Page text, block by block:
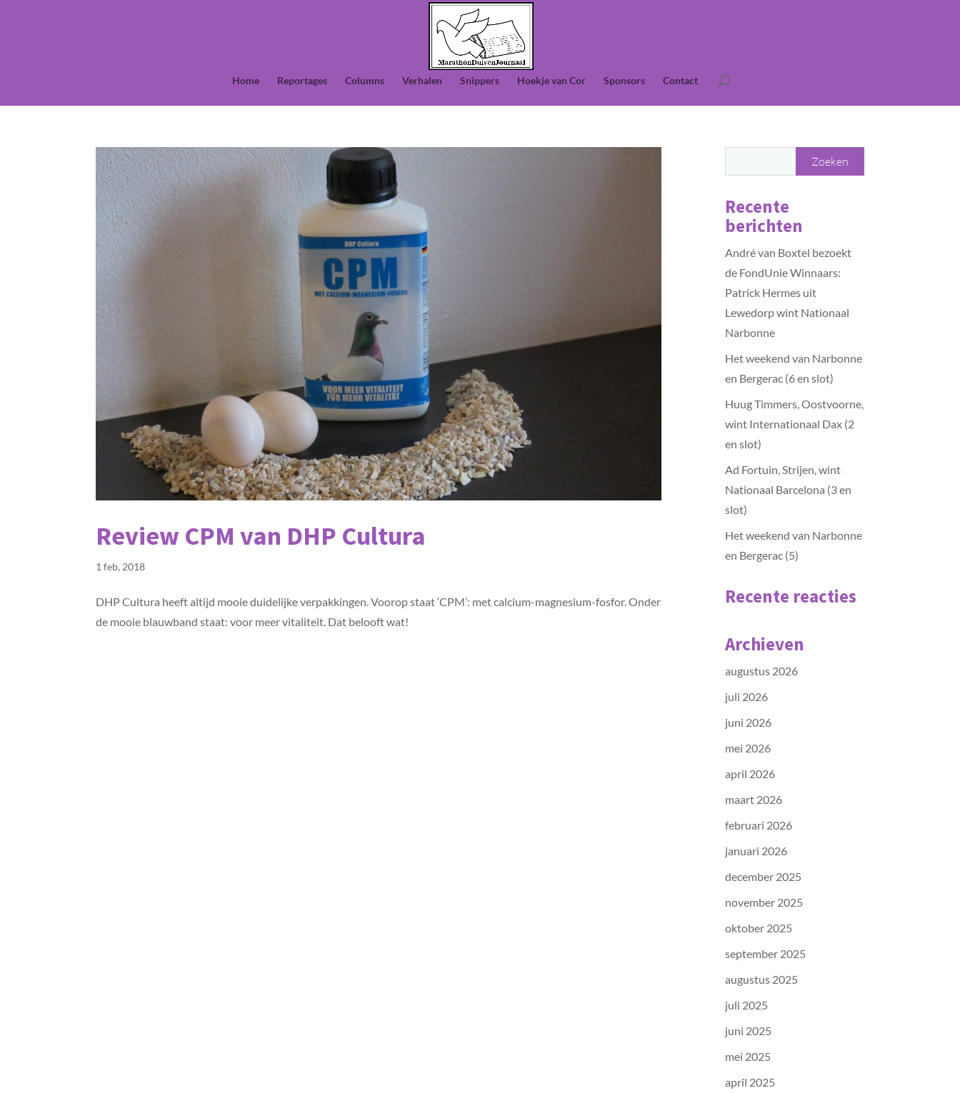
Home Reportages Columns Verhalen Snippers Hoekje van Cor Sponsors Contact
Review CPM van DHP Cultura
1 feb, 2018
DHP Cultura heeft altijd mooie duidelijke verpakkingen. Voorop staat ‘CPM’: met calcium-magnesium-fosfor. Onder
de mooie blauwband staat: voor meer vitaliteit. Dat belooft wat!
Recente
berichten
André van Boxtel bezoekt
de FondUnie Winnaars:
Patrick Hermes uit
Lewedorp wint Nationaal
Narbonne
Het weekend van Narbonne
en Bergerac (6 en slot)
Huug Timmers, Oostvoorne,
wint Internationaal Dax (2
en slot)
Ad Fortuin, Strijen, wint
Nationaal Barcelona (3 en
slot)
Het weekend van Narbonne
en Bergerac (5)
Recente reacties
Archieven
augustus 2026
juli 2026
juni 2026
mei 2026
april 2026
maart 2026
februari 2026
januari 2026
december 2025
november 2025
oktober 2025
september 2025
augustus 2025
juli 2025
juni 2025
mei 2025
april 2025